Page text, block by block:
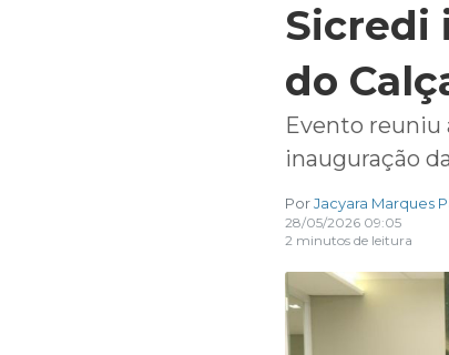
Sicredi
do
Evento reuniu
inauguração
PorJacyara Marques
28/05/2026 09:05
2 minutos de leitura